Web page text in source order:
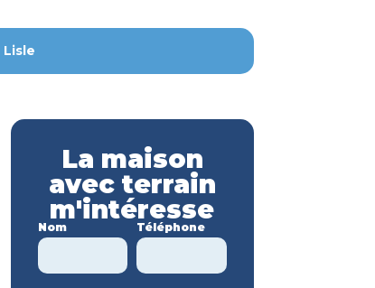
Lisle
La maison
avec terrain
m'intéresse
Nom Téléphone